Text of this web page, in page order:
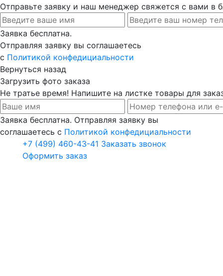
Отправьте заявку и наш менеджер свяжется с вами в
Заявка бесплатна.
Отправляя заявку вы соглашаетесь
с Политикой конфедициальности
Вернуться назад
Загрузить фото заказа
Не тратье время! Напишите на листке товары для
Заявка бесплатна. Отправляя заявку вы
соглашаетесь с Политикой конфедициальности
+7 (499) 460-43-41 Заказать звонок
Оформить заказ